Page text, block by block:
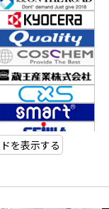
を表示する